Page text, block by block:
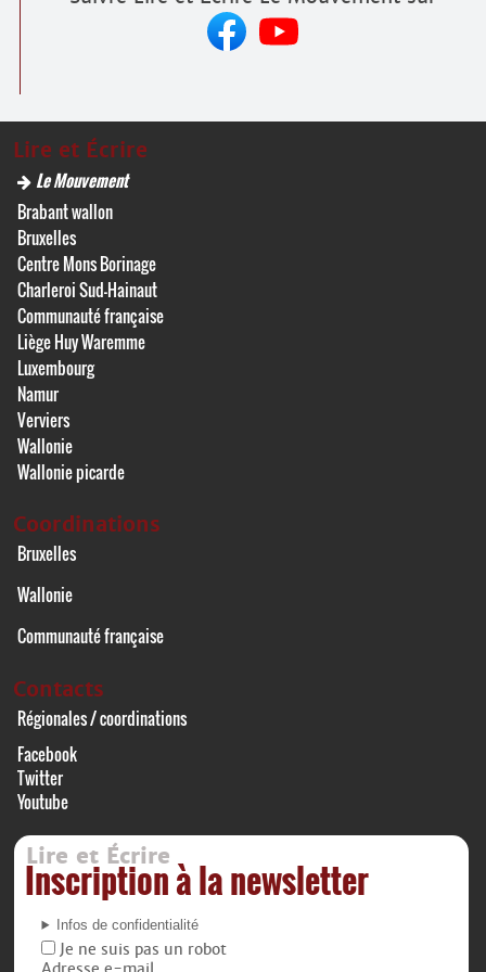
Lire et Écrire
Le Mouvement
Brabant wallon
Bruxelles
Centre Mons Borinage
Charleroi Sud-Hainaut
Communauté française
Liège Huy Waremme
Luxembourg
Namur
Verviers
Wallonie
Wallonie picarde
Coordinations
Bruxelles
Wallonie
Communauté française
Contacts
Régionales / coordinations
Facebook
Twitter
Youtube
Lire et Écrire
Inscription à la newsletter
Infos de confidentialité
Je ne suis pas un robot